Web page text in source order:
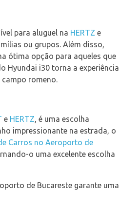
para aluguel na HERTZ e
ou grupos. Além disso,
ótima opção para aqueles que
Hyundai i30 torna a experiência
romeno.
e HERTZ, é uma escolha
impressionante na estrada, o
Carros no Aeroporto de
o uma excelente escolha
de Bucareste garante uma